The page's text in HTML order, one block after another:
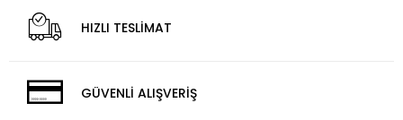
HIZLI TESLİMAT
GÜVENLİ ALIŞVERİŞ